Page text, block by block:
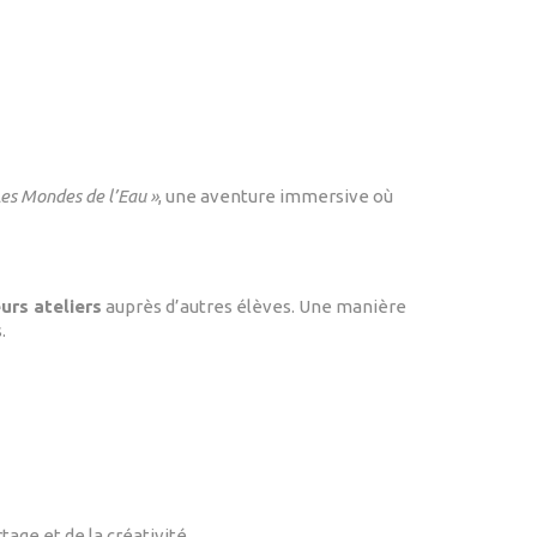
Mondes de l’Eau », une aventure immersive où
ateliers auprès d’autres élèves. Une manière